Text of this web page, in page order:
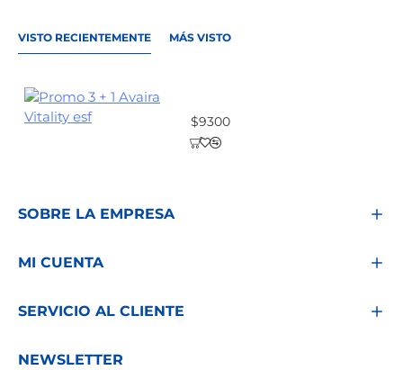
VISTO RECIENTEMENTE MÁS VISTO
$9300
SOBRE LA EMPRESA
MI CUENTA
SERVICIO AL CLIENTE
NEWSLETTER